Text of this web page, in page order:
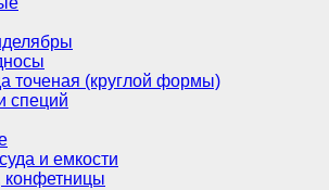
точеная (круглой формы)
специй
и емкости
конфетницы